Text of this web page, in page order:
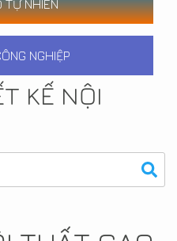
TỰ NHIÊN
NGHIỆP
KẾ NỘI